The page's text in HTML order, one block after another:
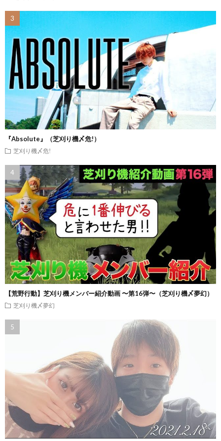
『Absolute』（芝刈り機〆危!）
芝刈り機〆危!
【荒野行動】芝刈り機メンバー紹介動画 〜第16弾〜（芝刈り機〆夢幻）
芝刈り機〆夢幻